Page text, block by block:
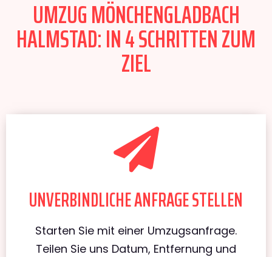
UMZUG MÖNCHENGLADBACH
HALMSTAD: IN 4 SCHRITTEN ZUM
ZIEL
UNVERBINDLICHE ANFRAGE STELLEN
Starten Sie mit einer Umzugsanfrage.
Teilen Sie uns Datum, Entfernung und